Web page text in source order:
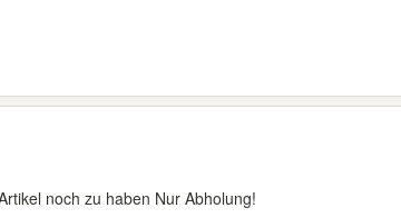
noch zu haben Nur Abholung!